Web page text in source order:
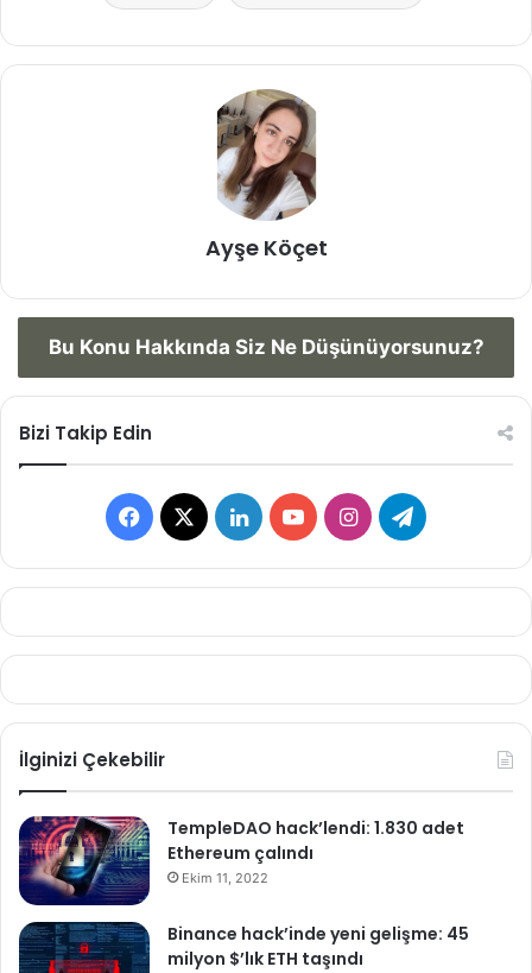
Ayşe Köçet
Bu Konu Hakkında Siz Ne Düşünüyorsunuz?
Bizi Takip Edin
Facebook
X LinkedInYouTubeInstagramTelegram
İlginizi Çekebilir
TempleDAO hack’lendi: 1.830 adet
Ethereum çalındı
Ekim 11, 2022
Binance hack’inde yeni gelişme: 45
milyon $’lık ETH taşındı